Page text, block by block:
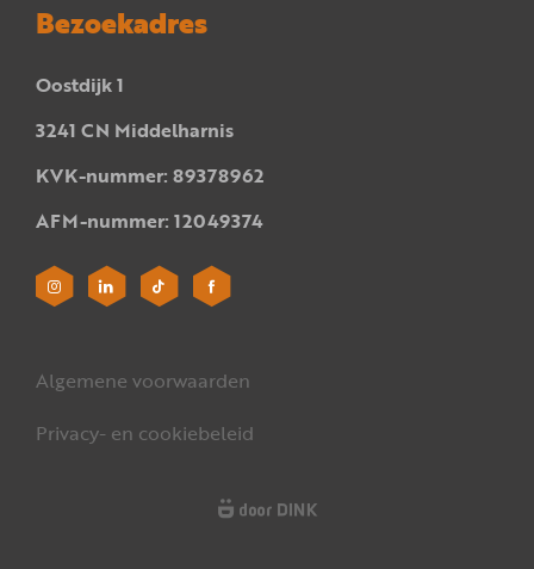
Bezoekadres
Oostdijk 1
3241 CN Middelharnis
KVK-nummer: 89378962
AFM-nummer: 12049374
Algemene voorwaarden
Privacy- en cookiebeleid